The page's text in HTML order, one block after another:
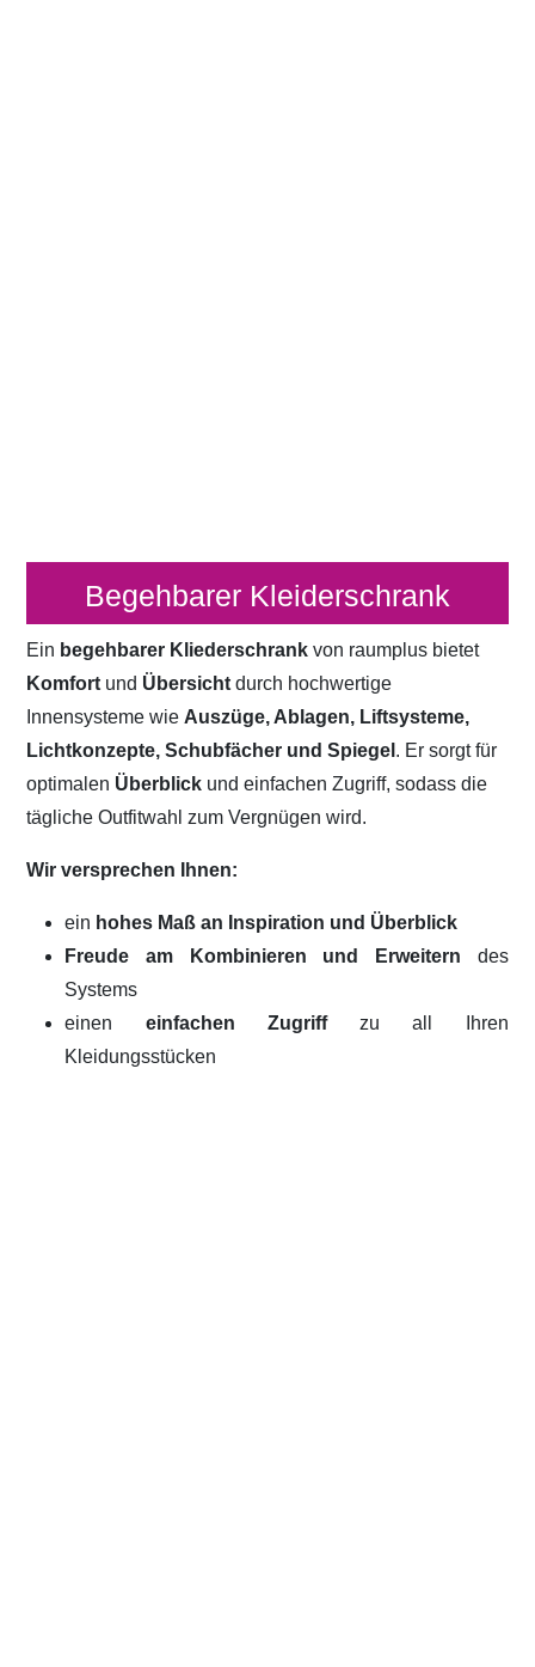
Begehbarer Kleiderschrank
Ein begehbarer Kliederschrankvon raumplus bietet
Komfort und Übersicht durch hochwertige
Innensysteme wie Auszüge, Ablagen, Liftsysteme,
Lichtkonzepte, Schubfächer und Spiegel . Er sorgt für
optimalen Überblick und einfachen Zugriff, sodass die
tägliche Outfitwahl zum Vergnügen wird.
Wir versprechen Ihnen:
ein hohes Maß an Inspiration und Überblick
Freude am Kombinieren und Erweitern des
Systems
einen einfachen Zugriffzu all Ihren
Kleidungsstücken